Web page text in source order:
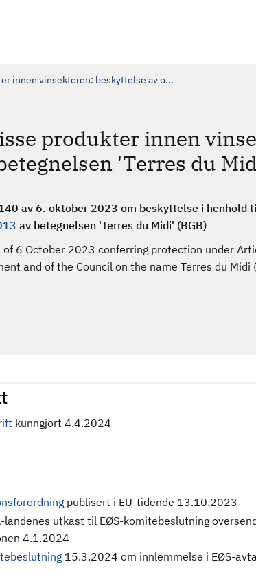
innen vinsektoren: beskyttelse av o...
produkter innen
'Terres du
av 6. oktober 2023 om beskyttelse i henhold
av betegnelsen 'Terres du Midi' (BGB)
6 October 2023 conferring protection under
and of the Council on the name Terres du Midi
kunngjort 4.4.2024
publisert i EU-tidende 13.10.2023
landenes utkast til EØS-komitebeslutning
4.1.2024
15.3.2024 om innlemmelse i EØS-